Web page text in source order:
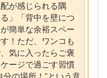
が感じられる隅
」「背中を壁につ
簡単な余裕スペー
！ただ、ワンコも
気に入ったらご褒
ージで過ごす習慣